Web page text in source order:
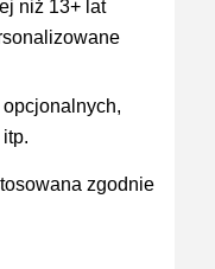
niż 13+ lat
zgodnie